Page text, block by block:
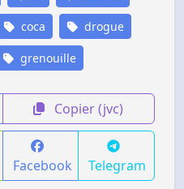
coca drogue
grenouille
Copier (jvc)
Facebook Telegram